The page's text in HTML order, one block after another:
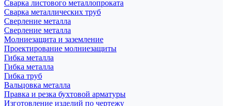
Сварка листового металлопроката
Сварка металлических труб
Сверление металла
Сверление металла
Молниезащита и заземление
Проектирование молниезащиты
Гибка металла
Гибка металла
Гибка труб
Вальцовка металла
Правка и резка бухтовой арматуры
Изготовление изделий по чертежу